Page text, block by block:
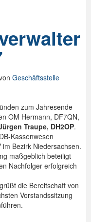
Geschäftsstelle
zum Jahresende
OM Hermann, DF7QN,
Traupe, DH2OP.
Kassenwesen
Bezirk Niedersachsen.
maßgeblich beteiligt
Nachfolger erfolgreich
die Bereitschaft von
Vorstandssitzung